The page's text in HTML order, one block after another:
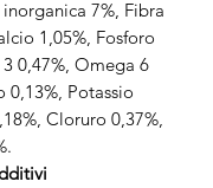
7%, Fibra
1,05%, Fosforo
0,47%, Omega 6
0,13%, Potassio
Cloruro 0,37%,